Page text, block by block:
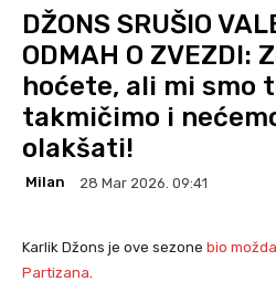
DŽONS SRUŠIO
ODMAH O ZVEZDI:
hoćete, ali mi smo
takmičimo i
olakšati!
Milan 28 Mar 2026. 09:41
Karlik Džons je ove sezone bio možda
Partizana